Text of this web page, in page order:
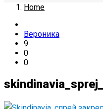
Home
Вероника
9
0
0